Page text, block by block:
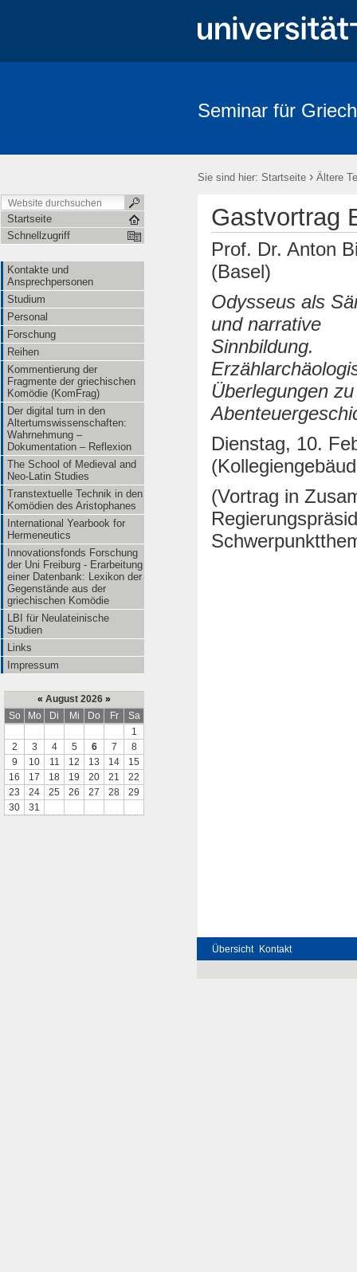
Seminar für
Sie sind hier: Startseite › Ältere
Startseite
Schnellzugriff
Kontakte und
Ansprechpersonen
Studium
Personal
Forschung
Reihen
Kommentierung der
Fragmente der griechischen
Komödie (KomFrag)
Der digital turn in den
Altertumswissenschaften:
Wahrnehmung –
Dokumentation – Reflexion
The School of Medieval and
Neo-Latin Studies
Transtextuelle Technik in den
Komödien des Aristophanes
International Yearbook for
Hermeneutics
Innovationsfonds Forschung
der Uni Freiburg - Erarbeitung
einer Datenbank: Lexikon der
Gegenstände aus der
griechischen Komödie
LBI für Neulateinische
Studien
Links
Impressum
« August 2026 »
So
Mo Di Mi Do Fr
Sa
1
2
3 4 5 6 7
8
9
10 11 12 13 14
15
16
17 18 19 20 21
22
23
24 25 26 27 28
29
30
31
Gastvortrag
Prof. Dr. Anton
(Basel)
Odysseus als
und narrative
Sinnbildung.
Überlegungen
Dienstag, 10.
(Vortrag in
Übersicht Kontakt